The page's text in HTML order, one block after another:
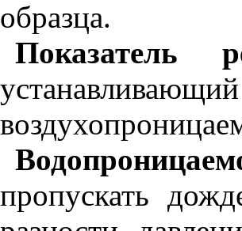
образца.
Показатель
пропускать